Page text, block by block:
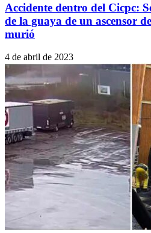
Accidente dentro del Cicpc:
de la guaya de un ascensor
murió
4 de abril de 2023